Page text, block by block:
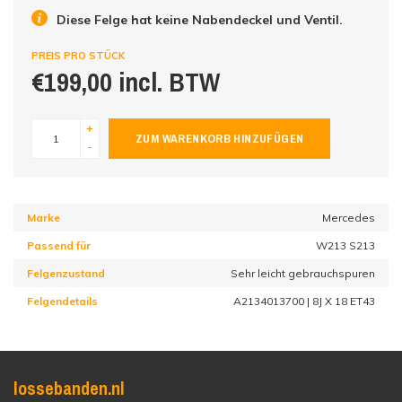
Diese Felge hat keine Nabendeckel und Ventil.
PREIS PRO STÜCK
€199,00 incl. BTW
+
-
ZUM WARENKORB HINZUFÜGEN
Marke Mercedes
Passend für W213 S213
Felgenzustand Sehr leicht gebrauchspuren
Felgendetails A2134013700 | 8J X 18 ET43
lossebanden.nl